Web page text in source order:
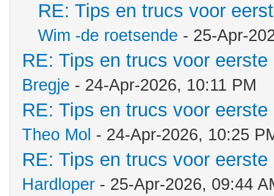
RE: Tips en trucs voor
Wim -de roetsende - 25-Apr-
RE: Tips en trucs voor
Bregje - 24-Apr-2026, 10:11 PM
RE: Tips en trucs voor
Theo Mol - 24-Apr-2026, 10:25
RE: Tips en trucs voor
Hardloper - 25-Apr-2026, 09:44